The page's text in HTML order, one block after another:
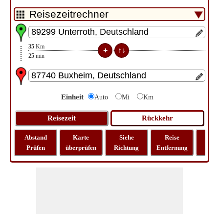
35 Km
25 min
Einheit Auto Mi Km
Abstand
Prüfen
Karte
überprüfen
Siehe
Richtung
Reise
Entfernung